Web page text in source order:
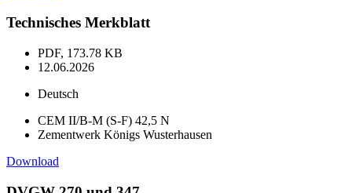
Technisches Merkblatt
PDF, 173.78 KB
12.06.2026
Deutsch
CEM II/B-M (S-F) 42,5 N
Zementwerk Königs Wusterhausen
Download